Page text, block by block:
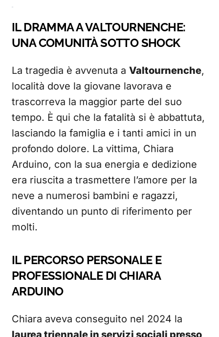
IL DRAMMA A VALTOURNENCHE:
UNA COMUNITÀ SOTTO SHOCK
La tragedia è avvenuta a Valtournenche,
località dove la giovane lavorava e
trascorreva la maggior parte del suo
tempo. È qui che la fatalità si è abbattuta,
lasciando la famiglia e i tanti amici in un
profondo dolore. La vittima, Chiara
Arduino, con la sua energia e dedizione
era riuscita a trasmettere l’amore per la
neve a numerosi bambini e ragazzi,
diventando un punto di riferimento per
molti.
IL PERCORSO PERSONALE E
PROFESSIONALE DI CHIARA
ARDUINO
Chiara aveva conseguito nel 2024 la
laurea triennale in servizi sociali presso